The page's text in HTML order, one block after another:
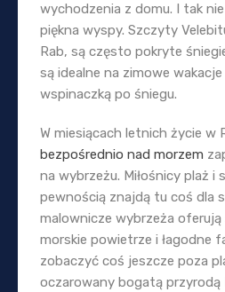
wychodzenia z domu. I tak
piękna wyspy. Szczyty
Rab, są często pokryte
są idealne na zimowe
wspinaczką po śniegu.
W miesiącach letnich życie w
bezpośrednio nad morzem
na wybrzeżu. Miłośnicy plaż
pewnością znajdą tu coś dla
malownicze wybrzeża oferują
morskie powietrze i łagodne
zobaczyć coś jeszcze poza
oczarowany bogatą przyrodą